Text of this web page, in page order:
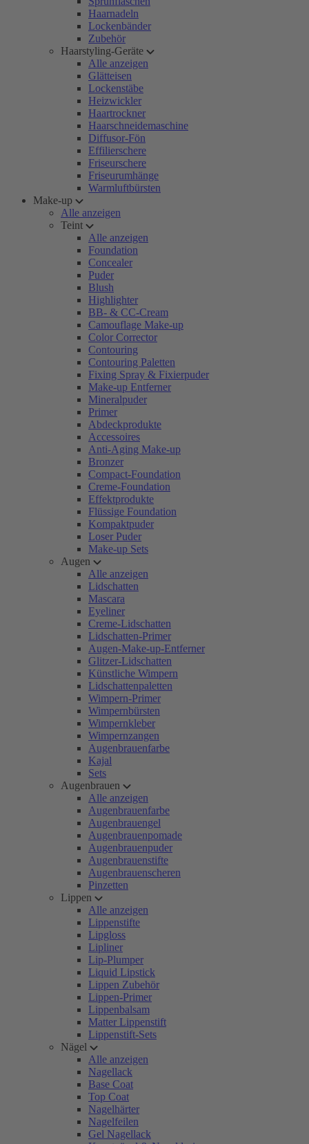
Haarnadeln
Lockenbänder
Zubehör
Haarstyling-Geräte
Alle anzeigen
Glätteisen
Lockenstäbe
Heizwickler
Haartrockner
Haarschneidemaschine
Diffusor-Fön
Effilierschere
Friseurschere
Friseurumhänge
Warmluftbürsten
Make-up
Alle anzeigen
Teint
Alle anzeigen
Foundation
Concealer
Puder
Blush
Highlighter
BB- & CC-Cream
Camouflage Make-up
Color Corrector
Contouring
Contouring Paletten
Fixing Spray & Fixierpuder
Make-up Entferner
Mineralpuder
Primer
Abdeckprodukte
Accessoires
Anti-Aging Make-up
Bronzer
Compact-Foundation
Creme-Foundation
Effektprodukte
Flüssige Foundation
Kompaktpuder
Loser Puder
Make-up Sets
Augen
Alle anzeigen
Lidschatten
Mascara
Eyeliner
Creme-Lidschatten
Lidschatten-Primer
Augen-Make-up-Entferner
Glitzer-Lidschatten
Künstliche Wimpern
Lidschattenpaletten
Wimpern-Primer
Wimpernbürsten
Wimpernkleber
Wimpernzangen
Augenbrauenfarbe
Kajal
Sets
Augenbrauen
Alle anzeigen
Augenbrauenfarbe
Augenbrauengel
Augenbrauenpomade
Augenbrauenpuder
Augenbrauenstifte
Augenbrauenscheren
Pinzetten
Lippen
Alle anzeigen
Lippenstifte
Lipgloss
Lipliner
Lip-Plumper
Liquid Lipstick
Lippen Zubehör
Lippen-Primer
Lippenbalsam
Matter Lippenstift
Lippenstift-Sets
Nägel
Alle anzeigen
Nagellack
Base Coat
Top Coat
Nagelhärter
Nagelfeilen
Gel Nagellack